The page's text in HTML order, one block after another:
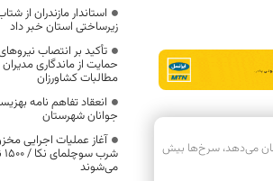
می‌دهد، سرخ‌ها بیش
استاندار مازندران از
زیرساختی استان خبر داد
تأکید بر انتصاب
حمایت از ماندگاری
مطالبات کشاورزان
انعقاد تفاهم نامه
جوانان شهرستان
می‌شوند